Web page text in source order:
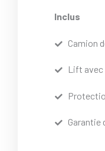
Inclus
Camion
Lift